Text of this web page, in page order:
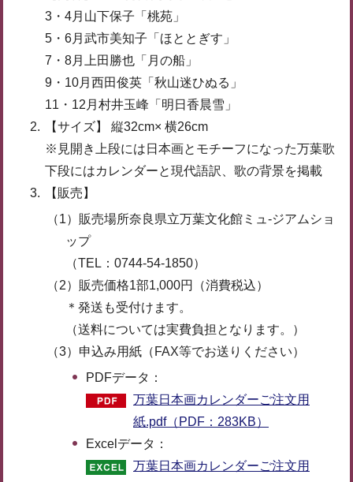
3・4月山下保子「桃苑」
5・6月武市美知子「ほととぎす」
7・8月上田勝也「月の船」
9・10月西田俊英「秋山迷ひぬる」
11・12月村井玉峰「明日香晨雪」
【サイズ】 縦32cm× 横26cm
※見開き上段には日本画とモチーフになった万葉歌
下段にはカレンダーと現代語訳、歌の背景を掲載
【販売】
（1）販売場所奈良県立万葉文化館ミュ-ジアムショ
ップ
（TEL：0744-54-1850）
（2）販売価格1部1,000円（消費税込）
＊発送も受付けます。
（送料については実費負担となります。）
（3）申込み用紙（FAX等でお送りください）
PDFデータ：
万葉日本画カレンダーご注文用
紙.pdf（PDF：283KB）
Excelデータ：
万葉日本画カレンダーご注文用